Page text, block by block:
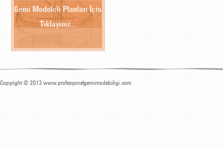
Gemi Modoleli Planları İçin
Tıklayınız...
Copyright © 2013 www.profesyonelgemimodelciligi.com